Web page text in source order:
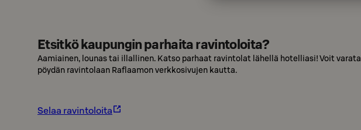
Etsitkö kaupungin parhaita ravintoloita?
Aamiainen, lounas tai illallinen. Katso parhaat ravintolat lähellä hotelliasi! Voit varata
pöydän ravintolaan Raflaamon verkkosivujen kautta.
Selaa ravintoloita